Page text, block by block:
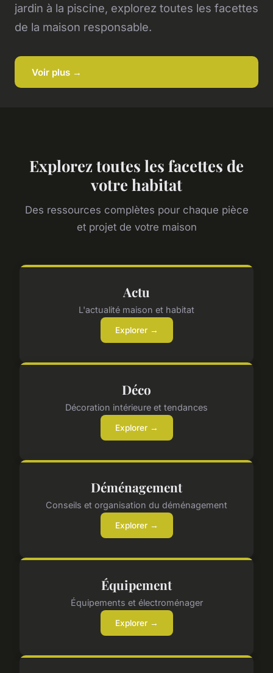
jardin à la piscine, explorez toutes les facettes
de la maison responsable.
Voir plus →
Explorez toutes les facettes de
votre habitat
Des ressources complètes pour chaque pièce
et projet de votre maison
Actu
L'actualité maison et habitat
Explorer →
Déco
Décoration intérieure et tendances
Explorer →
Déménagement
Conseils et organisation du déménagement
Explorer →
Équipement
Équipements et électroménager
Explorer →